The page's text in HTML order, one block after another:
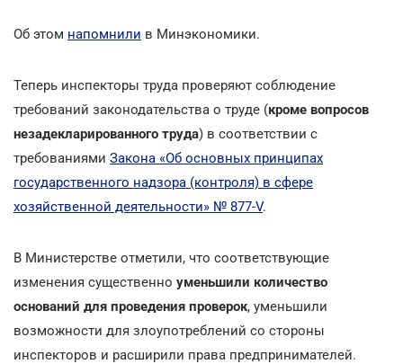
Об этом напомнили в Минэкономики.
Теперь инспекторы труда проверяют соблюдение
требований законодательства о труде (кроме вопросов
незадекларированного труда) в соответствии с
требованиями Закона «Об основных принципах
государственного надзора (контроля) в сфере
хозяйственной деятельности» № 877-V.
В Министерстве отметили, что соответствующие
изменения существенно уменьшили количество
оснований для проведения проверок, уменьшили
возможности для злоупотреблений со стороны
инспекторов и расширили права предпринимателей.